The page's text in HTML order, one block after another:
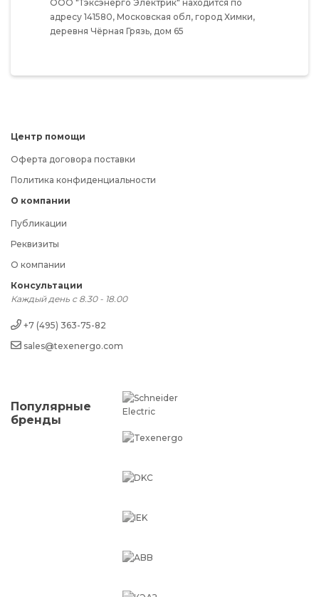
ООО "Тэксэнерго Электрик" находится по
адресу 141580, Московская обл, город Химки,
деревня Чёрная Грязь, дом 65
Центр помощи
Оферта договора поставки
Политика конфиденциальности
О компании
Публикации
Реквизиты
О компании
Консультации
Каждый день с 8.30 - 18.00
+7 (495) 363-75-82
sales@texenergo.com
Популярные
бренды